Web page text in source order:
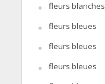
fleurs blanches
fleurs bleues
fleurs bleues
fleurs bleues